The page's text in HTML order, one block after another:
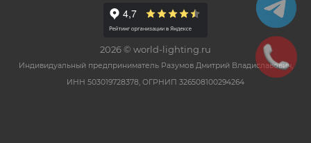
2026 © world-lighting.ru
Индивидуальный предприниматель Разумов Дмитрий Владиславович,
ИНН 503019728378, ОГРНИП 326508100294264